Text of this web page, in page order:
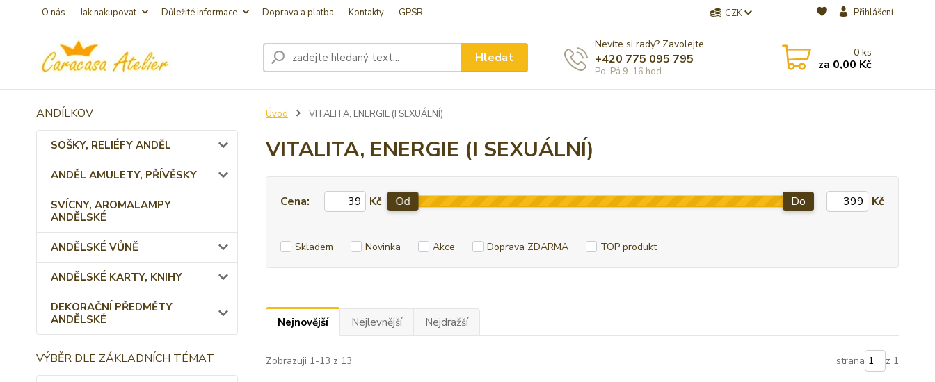
O nás Jak nakupovat Důležité informace Doprava a platba Kontakty GPSR CZK Přihlášení
Hledat
Nevíte si rady? Zavolejte.
+420 775 095 795
Po-Pá 9-16 hod.
0ks
za 0,00 Kč
ANDÍLKOV
SOŠKY, RELIÉFY ANDĚL
ANDĚL AMULETY, PŘÍVĚSKY
SVÍCNY, AROMALAMPY
ANDĚLSKÉ
ANDĚLSKÉ VŮNĚ
ANDĚLSKÉ KARTY, KNIHY
DEKORAČNÍ PŘEDMĚTY
ANDĚLSKÉ
VÝBĚR DLE ZÁKLADNÍCH TÉMAT
Úvod VITALITA, ENERGIE (I SEXUÁLNÍ)
VITALITA, ENERGIE (I SEXUÁLNÍ)
Cena: Kč Od Do Kč
Skladem Novinka Akce Doprava ZDARMA TOP produkt
Nejnovější Nejlevnější Nejdražší
Zobrazuji 1-13 z 13 strana z 1